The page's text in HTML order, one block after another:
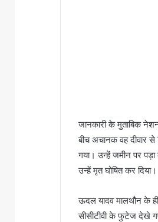
जानकारी के मुताबिक
बीच अचानक वह
गया। उन्‍हें जमीन पर
उन्‍हें मृत घोषित कर दिया।
ऊदल यादव मालथौन के
सीसीटीवी के फुटेज देखे